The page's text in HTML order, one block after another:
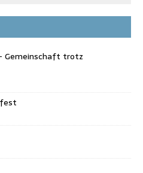
Gemeinschaft trotz